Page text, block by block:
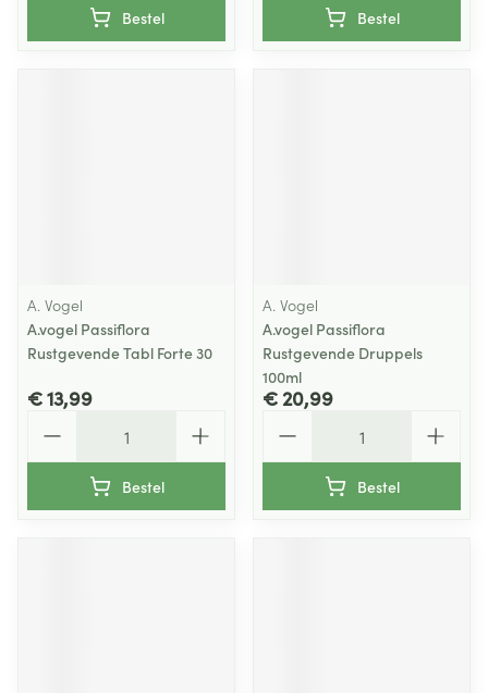
Bestel Bestel
A. Vogel
A.vogel Passiflora
Rustgevende Tabl Forte 30
€ 13,99
Bestel
A. Vogel
A.vogel Passiflora
Rustgevende Druppels
100ml
€ 20,99
Bestel